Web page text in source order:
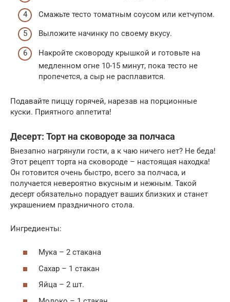
Смажьте тесто томатным соусом или кетчупом.
Выложите начинку по своему вкусу.
Накройте сковороду крышкой и готовьте на
медленном огне 10-15 минут, пока тесто не
пропечется, а сыр не расплавится.
Подавайте пиццу горячей, нарезав на порционные
куски. Приятного аппетита!
Десерт: Торт на сковороде за полчаса
Внезапно нагрянули гости, а к чаю ничего нет? Не беда!
Этот рецепт торта на сковороде – настоящая находка!
Он готовится очень быстро, всего за полчаса, и
получается невероятно вкусным и нежным. Такой
десерт обязательно порадует ваших близких и станет
украшением праздничного стола.
Ингредиенты:
Мука – 2 стакана
Сахар – 1 стакан
Яйца – 2 шт.